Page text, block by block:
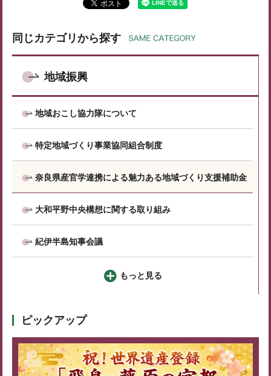
同じカテゴリから探す
地域振興
地域おこし協力隊について
特定地域づくり事業協同組合制度
奈良県産官学連携による魅力ある地域づくり支援補助金
大和平野中央構想に関する取り組み
紀伊半島知事会議
もっと見る
ピックアップ